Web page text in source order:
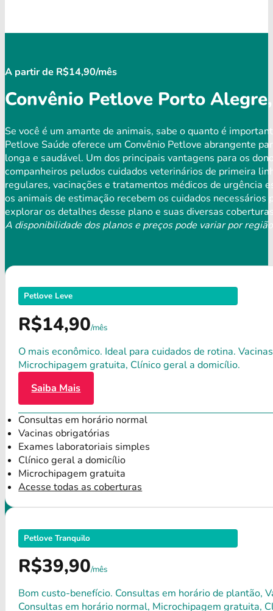
A partir de R$14,90/mês
Convênio Petlove Porto
Se você é um amante de animais, sabe o quanto é
Petlove Saúde oferece um Convênio Petlove abrangente
longa e saudável. Um dos principais vantagens para os
companheiros peludos cuidados veterinários de primeira
regulares, vacinações e tratamentos médicos de urgência
os animais de estimação recebem os cuidados
explorar os detalhes desse plano e suas diversas
A disponibilidade dos planos e preços pode variar por
Petlove Leve
R$14,90/mês
O mais econômico. Ideal para cuidados de rotina.
Microchipagem gratuita, Clínico geral a domicílio.
Saiba Mais
Consultas em horário normal
Vacinas obrigatórias
Exames laboratoriais simples
Clínico geral a domicílio
Microchipagem gratuita
Acesse todas as coberturas
Petlove Tranquilo
R$39,90/mês
Bom custo-benefício. Consultas em horário de plantão,
Consultas em horário normal, Microchipagem gratuita,